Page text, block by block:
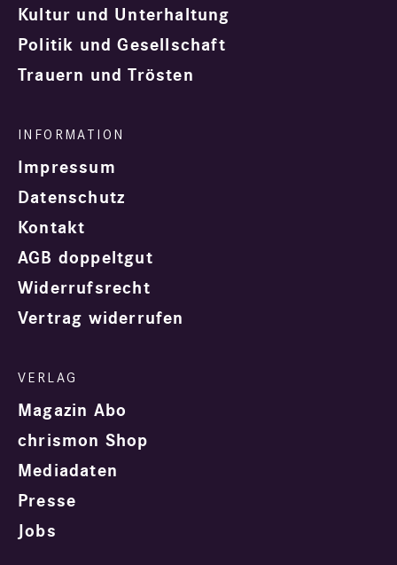
Kultur und Unterhaltung
Politik und Gesellschaft
Trauern und Trösten
Impressum
Datenschutz
Kontakt
AGB doppeltgut
Widerrufsrecht
Vertrag widerrufen
Magazin Abo
chrismon Shop
Mediadaten
Presse
Jobs